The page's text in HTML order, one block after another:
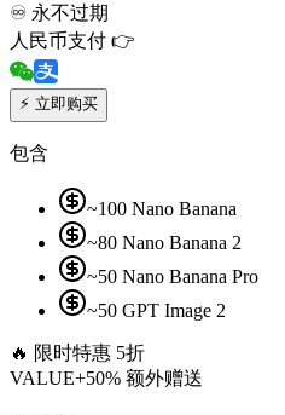
♾ 永不过期
人民币支付 👉
⚡ 立即购买
包含
~100 Nano Banana
~80 Nano Banana 2
~50 Nano Banana Pro
~50 GPT Image 2
🔥 限时特惠 5折
VALUE+50% 额外赠送